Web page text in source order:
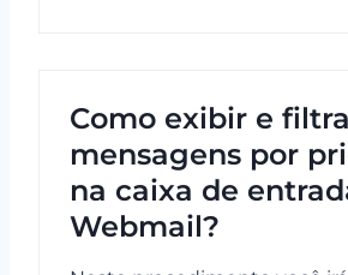
Como exibir e
mensagens por
na caixa de
Webmail?